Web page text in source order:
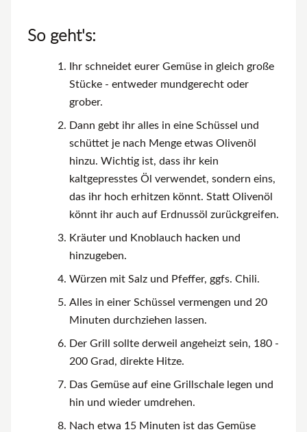
So geht's:
Ihr schneidet eurer Gemüse in gleich große
Stücke - entweder mundgerecht oder
grober.
Dann gebt ihr alles in eine Schüssel und
schüttet je nach Menge etwas Olivenöl
hinzu. Wichtig ist, dass ihr kein
kaltgepresstes Öl verwendet, sondern eins,
das ihr hoch erhitzen könnt. Statt Olivenöl
könnt ihr auch auf Erdnussöl zurückgreifen.
Kräuter und Knoblauch hacken und
hinzugeben.
Würzen mit Salz und Pfeffer, ggfs. Chili.
Alles in einer Schüssel vermengen und 20
Minuten durchziehen lassen.
Der Grill sollte derweil angeheizt sein, 180 -
200 Grad, direkte Hitze.
Das Gemüse auf eine Grillschale legen und
hin und wieder umdrehen.
Nach etwa 15 Minuten ist das Gemüse